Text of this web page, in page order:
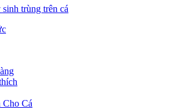
trùng trên cá
Cá